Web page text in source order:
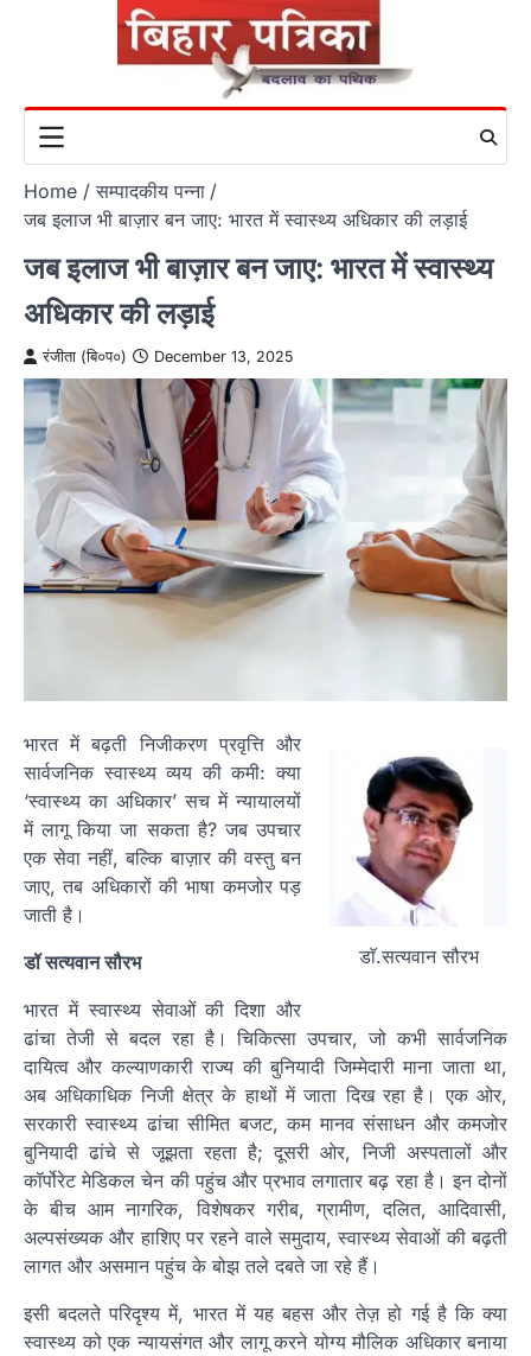
Home
सम्पादकीय पन्ना
जब इलाज भी बाज़ार बन जाए: भारत में स्वास्थ्य अधिकार की लड़ाई
जब इलाज भी बाज़ार बन जाए: भारत में स्वास्थ्य
अधिकार की लड़ाई
रंजीता (बि०प०) December 13, 2025
डाॅ.सत्यवान सौरभ
भारत में बढ़ती निजीकरण प्रवृत्ति और
सार्वजनिक स्वास्थ्य व्यय की कमी: क्या
‘स्वास्थ्य का अधिकार’ सच में न्यायालयों
में लागू किया जा सकता है? जब उपचार
एक सेवा नहीं, बल्कि बाज़ार की वस्तु बन
जाए, तब अधिकारों की भाषा कमजोर पड़
जाती है।
डॉ सत्यवान सौरभ
भारत में स्वास्थ्य सेवाओं की दिशा और
ढांचा तेजी से बदल रहा है। चिकित्सा उपचार, जो कभी सार्वजनिक
दायित्व और कल्याणकारी राज्य की बुनियादी जिम्मेदारी माना जाता था,
अब अधिकाधिक निजी क्षेत्र के हाथों में जाता दिख रहा है। एक ओर,
सरकारी स्वास्थ्य ढांचा सीमित बजट, कम मानव संसाधन और कमजोर
बुनियादी ढांचे से जूझता रहता है; दूसरी ओर, निजी अस्पतालों और
कॉर्पोरेट मेडिकल चेन की पहुंच और प्रभाव लगातार बढ़ रहा है। इन दोनों
के बीच आम नागरिक, विशेषकर गरीब, ग्रामीण, दलित, आदिवासी,
अल्पसंख्यक और हाशिए पर रहने वाले समुदाय, स्वास्थ्य सेवाओं की बढ़ती
लागत और असमान पहुंच के बोझ तले दबते जा रहे हैं।
इसी बदलते परिदृश्य में, भारत में यह बहस और तेज़ हो गई है कि क्या
स्वास्थ्य को एक न्यायसंगत और लागू करने योग्य मौलिक अधिकार बनाया